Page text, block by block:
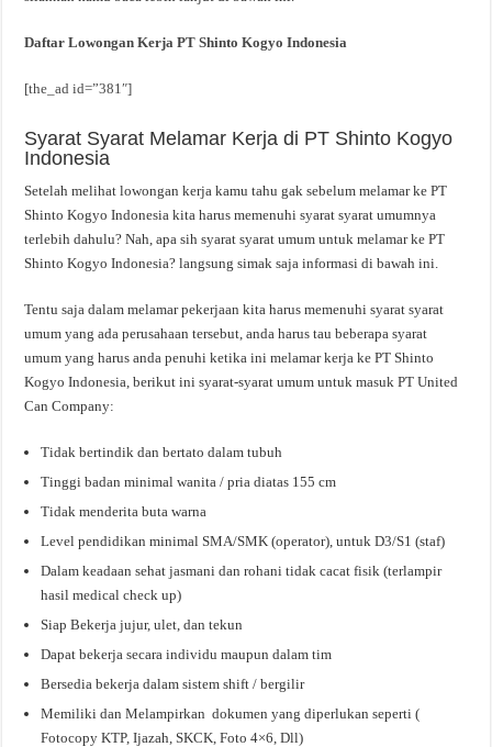
Daftar Lowongan Kerja PT Shinto Kogyo Indonesia
[the_ad id=”381″]
Syarat Syarat Melamar Kerja di PT Shinto Kogyo
Indonesia
Setelah melihat lowongan kerja kamu tahu gak sebelum melamar ke PT
Shinto Kogyo Indonesia kita harus memenuhi syarat syarat umumnya
terlebih dahulu? Nah, apa sih syarat syarat umum untuk melamar ke PT
Shinto Kogyo Indonesia? langsung simak saja informasi di bawah ini.
Tentu saja dalam melamar pekerjaan kita harus memenuhi syarat syarat
umum yang ada perusahaan tersebut, anda harus tau beberapa syarat
umum yang harus anda penuhi ketika ini melamar kerja ke PT Shinto
Kogyo Indonesia, berikut ini syarat-syarat umum untuk masuk PT United
Can Company:
Tidak bertindik dan bertato dalam tubuh
Tinggi badan minimal wanita / pria diatas 155 cm
Tidak menderita buta warna
Level pendidikan minimal SMA/SMK (operator), untuk D3/S1 (staf)
Dalam keadaan sehat jasmani dan rohani tidak cacat fisik (terlampir
hasil medical check up)
Siap Bekerja jujur, ulet, dan tekun
Dapat bekerja secara individu maupun dalam tim
Bersedia bekerja dalam sistem shift / bergilir
Memiliki dan Melampirkan dokumen yang diperlukan seperti (
Fotocopy KTP, Ijazah, SKCK, Foto 4×6, Dll)